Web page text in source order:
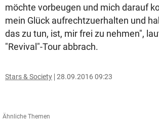
möchte vorbeugen und mich darauf
mein Glück aufrechtzuerhalten und
das zu tun, ist, mir frei zu nehmen",
"Revival"-Tour abbrach.
Stars & Society 28.09.2016 09:23
Ähnliche Themen